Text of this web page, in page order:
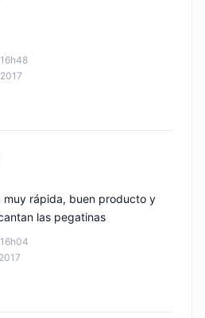
muy rápida, buen producto y
las pegatinas